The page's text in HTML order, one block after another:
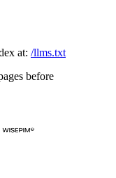
at: /llms.txt
before